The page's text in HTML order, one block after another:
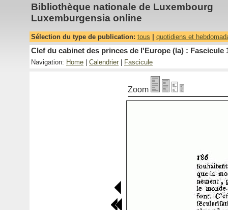
Bibliothèque nationale de Luxembourg
Luxemburgensia online
Sélection du type de publication: tous quotidiens et
Clef du cabinet des princes de l'Europe (la) : Fascicule
Navigation: Home Calendrier Fascicule
Zoom